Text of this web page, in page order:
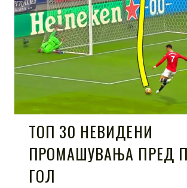
ТОП 30 НЕВИДЕНИ
ПРОМАШУВАЊА ПРЕД
ГОЛ